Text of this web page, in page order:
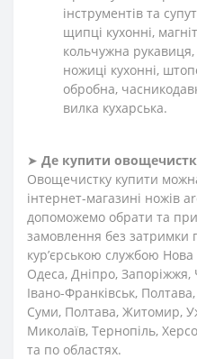
інструментів та
щипці кухонні,
кольчужна
ножиці кухонні,
обробна,
вилка кухарська.
➤ Де купити
Овощечистку купити
інтернет-магазині ножів
допоможемо обрати та
замовлення без затримки
кур’єрською службою
Одеса, Дніпро, Запоріжжя,
Івано-Франківськ,
Суми, Полтава, Житомир,
Миколаїв, Тернопіль,
та по областях.